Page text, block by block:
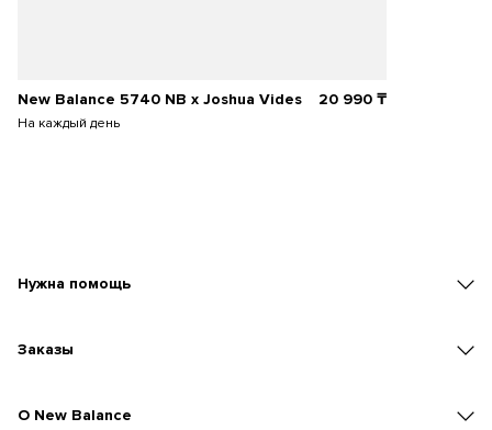
New Balance 5740 NB x Joshua Vides
На каждый день
20 990₸
Нужна помощь
Заказы
O New Balance